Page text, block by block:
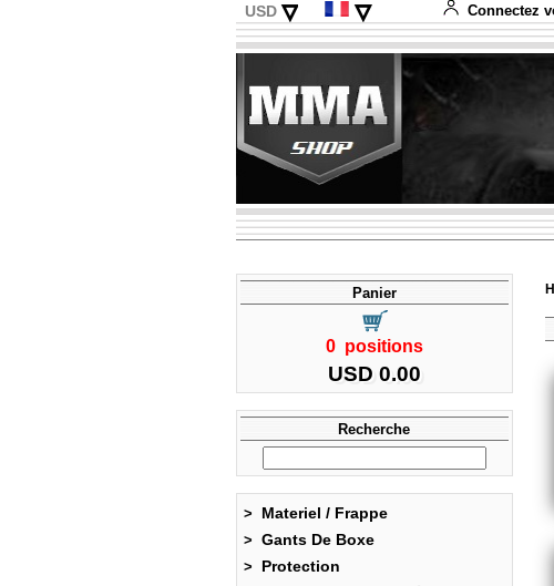
USD ▿
CHF
EUR
▿
Deutsch
English
Italiano
Español
Connectez
Panier
0 positions
USD 0.00
Recherche
> Materiel / Frappe
> Gants De Boxe
> Protection